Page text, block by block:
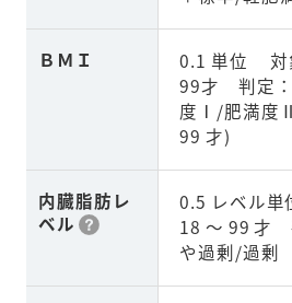
ＢＭＩ
0.1 単位 対
99才 判定
度Ⅰ/肥満度
99 才)
内臓脂肪レ
ベル
0.5 レベル
18 ～ 99 才
や過剰/過剰